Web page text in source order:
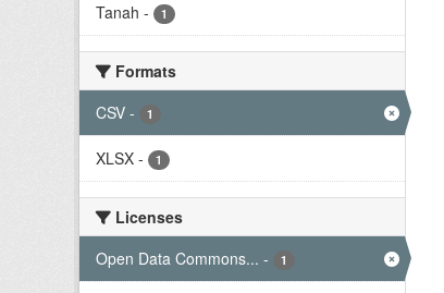
Tanah - 1
Formats
CSV - 1
XLSX - 1
Licenses
Open Data Commons... - 1